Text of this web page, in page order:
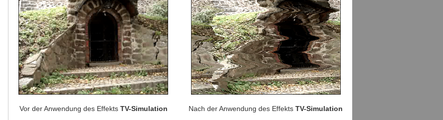
Vor der Anwendung des Effekts TV-Simulation Nach der Anwendung des Effekts TV-Simulation